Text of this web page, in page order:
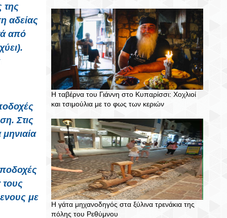
της
αδείας
από
Στις
τους
με
Η ταβέρνα του Γιάννη στο Κυπαρίσσι: Χοχλιοί
και τσιμούλια με το φως των κεριών
Η γάτα μηχανοδηγός στα ξύλινα τρενάκια της
πόλης του Ρεθύμνου